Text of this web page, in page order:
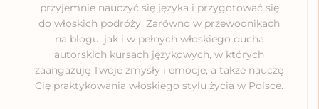
przyjemnie nauczyć się języka i przygotować się
do włoskich podróży. Zarówno w przewodnikach
na blogu, jak i w pełnych włoskiego ducha
autorskich kursach językowych, w których
zaangażuję Twoje zmysły i emocje, a także nauczę
Cię praktykowania włoskiego stylu życia w Polsce.